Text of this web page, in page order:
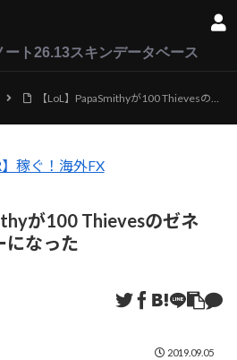
ート26.13スキンデータベース
【LoL】PapaSmithyが100 Thievesのゼネラルマネージャーになった
】稼ぐ！海外FX
が100 Thievesのゼネ
になった
2019.09.05